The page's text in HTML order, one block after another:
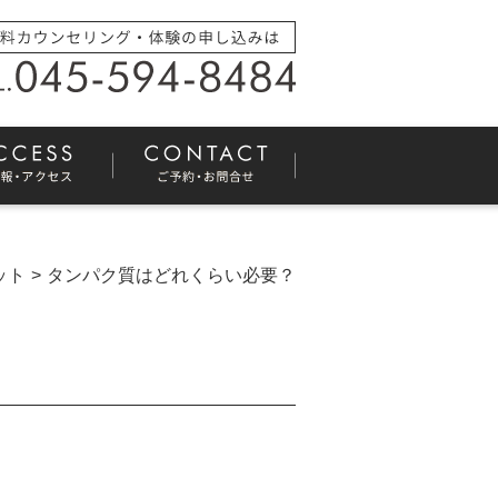
ト タンパク質はどれくらい必要？